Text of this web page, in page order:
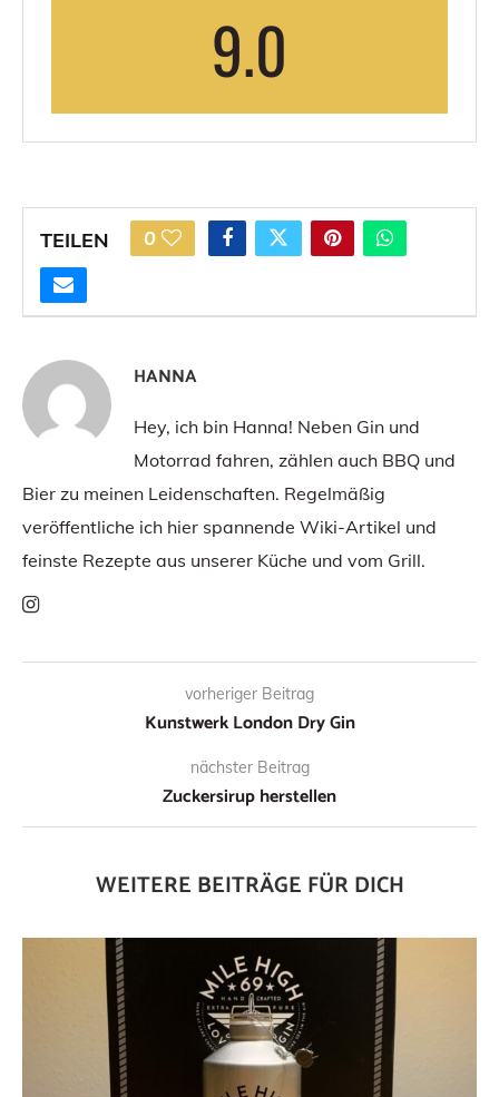
9.0
TEILEN 0
HANNA
Hey, ich bin Hanna! Neben Gin und
Motorrad fahren, zählen auch BBQ und
Bier zu meinen Leidenschaften. Regelmäßig
veröffentliche ich hier spannende Wiki-Artikel und
feinste Rezepte aus unserer Küche und vom Grill.
vorheriger Beitrag
Kunstwerk London Dry Gin
nächster Beitrag
Zuckersirup herstellen
WEITERE BEITRÄGE FÜR DICH